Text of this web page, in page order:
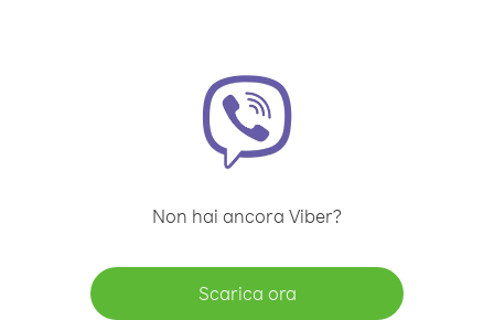
Non hai ancora Viber?
Scarica ora